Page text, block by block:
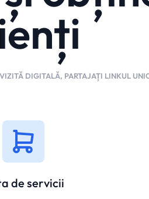
DIGITALĂ, PARTAJAȚI LINKUL
de servicii